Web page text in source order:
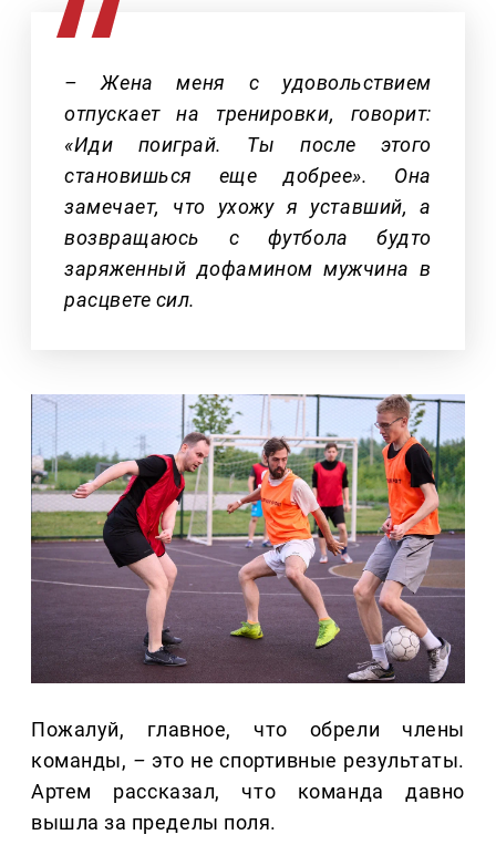
– Жена меня с удовольствием
отпускает на тренировки, говорит:
«Иди поиграй. Ты после этого
становишься еще добрее». Она
замечает, что ухожу я уставший, а
возвращаюсь с футбола будто
заряженный дофамином мужчина в
расцвете сил.
Пожалуй, главное, что обрели члены
команды, – это не спортивные результаты.
Артем рассказал, что команда давно
вышла за пределы поля.